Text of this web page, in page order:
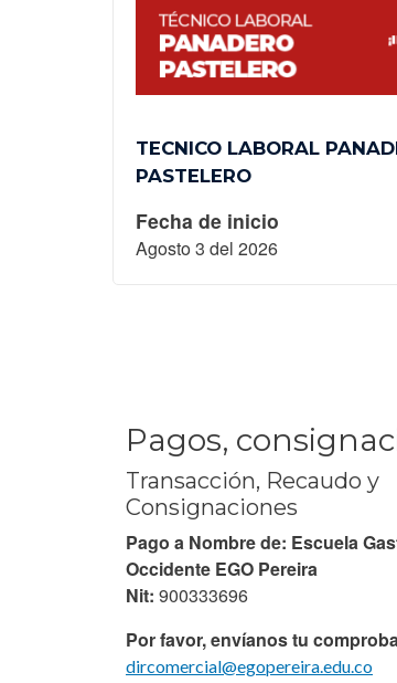
TECNICO LABORAL
PASTELERO
Fecha de inicio
Agosto 3 del 2026
Pagos,
Transacción, Recaudo y
Consignaciones
Pago a Nombre de: Escuela
Occidente EGO Pereira
Nit: 900333696
Por favor, envíanos tu
dircomercial@egopereira.edu.co